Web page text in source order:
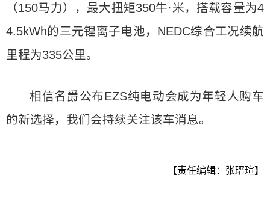
（150马力），最大扭矩350牛·米，搭载容量为4
4.5kWh的三元锂离子电池，NEDC综合工况续航
里程为335公里。
相信名爵公布EZS纯电动会成为年轻人购车
的新选择，我们会持续关注该车消息。
【责任编辑：张瑨瑄】